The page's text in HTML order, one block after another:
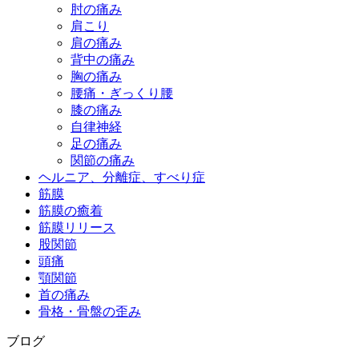
肘の痛み
肩こり
肩の痛み
背中の痛み
胸の痛み
腰痛・ぎっくり腰
膝の痛み
自律神経
足の痛み
関節の痛み
ヘルニア、分離症、すべり症
筋膜
筋膜の癒着
筋膜リリース
股関節
頭痛
顎関節
首の痛み
骨格・骨盤の歪み
ブログ